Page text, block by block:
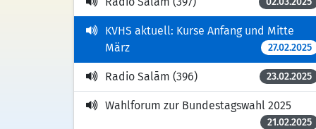
KVHS aktuell: Kurse Anfang und Mitte
März
27.02.2025
Radio Salām (396) 23.02.2025
Wahlforum zur Bundestagswahl 2025
21.02.2025